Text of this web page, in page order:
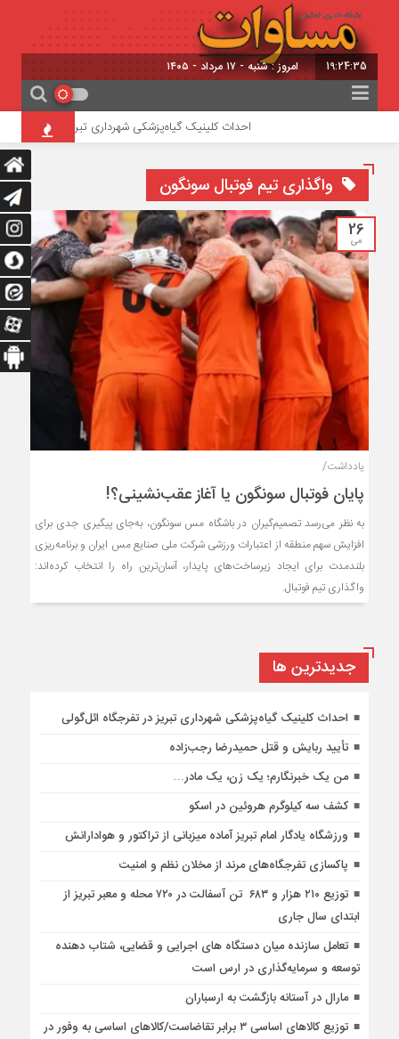
19:24:35 امروز : شنبه - ۱۷ مرداد - ۱۴۰۵
احداث کلینیک گیاه‌پزشکی شهرداری تبریز در تفرجگاه
واگذاری تیم فوتبال سونگون
26
می
یادداشت/
پایان فوتبال سونگون یا آغاز عقب‌نشینی؟!
به نظر می‌رسد تصمیم‌گیران در باشگاه مس سونگون، به‌جای پیگیری جدی برای
افزایش سهم منطقه از اعتبارات ورزشی شرکت ملی صنایع مس ایران و برنامه‌ریزی
بلندمدت برای ایجاد زیرساخت‌های پایدار، آسان‌ترین راه را انتخاب کرده‌اند:
واگذاری تیم فوتبال.
جديدترين ها
احداث کلینیک گیاه‌پزشکی شهرداری تبریز در تفرجگاه ائل‌گولی
تأیید ربایش و قتل حمیدرضا رجب‌زاده
من یک خبرنگارم؛ یک زن، یک مادر…
کشف سه کیلوگرم هروئین در اسکو
ورزشگاه یادگار امام تبریز آماده میزبانی از تراکتور و هوادارانش
پاکسازی تفرجگاه‌های مرند از مخلان نظم و امنیت
توزیع ۲۱۰ هزار و ۶۸۳ تن آسفالت در ۷۲۰ محله و معبر تبریز از
ابتدای سال جاری
تعامل سازنده میان دستگاه‌ های اجرایی و قضایی، شتاب‌ دهنده
توسعه و سرمایه‌گذاری در ارس است
مارال در آستانه بازگشت به ارسباران
توزیع کالاهای اساسی ۳ برابر تقاضاست/کالاهای اساسی به وفور در